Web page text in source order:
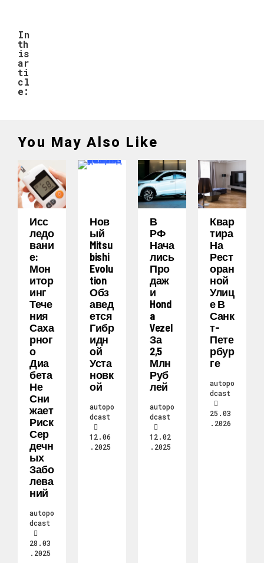
In
th
is
ar
ti
cl
e:
You May Also Like
Исс
Ледо
Вани
Е:
Мон
Итор
Инг
Тече
Ния
Саха
Рног
О
Диа
Бета
Не
Сни
Жает
Риск
Сер
Дечн
Ых
Забо
Лева
Ний
autopo
dcast
28.03
.2025
Нов
Ый
Mitsu
Bishi
Evolu
Tion
Обз
Авед
Ется
Гибр
Идн
Ой
Уста
Новк
Ой
autopo
dcast
12.06
.2025
В
РФ
Нача
Лись
Про
Даж
И
Hond
A
Vezel
За
2,5
Млн
Руб
Лей
autopo
dcast
12.02
.2025
Квар
Тира
На
Рест
Оран
Ной
Улиц
Е В
Санк
Т-
Пете
Рбур
Ге
autopo
dcast
25.03
.2026